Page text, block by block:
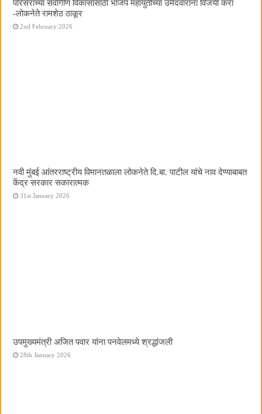
परिसराच्या सर्वांगीण विकासासाठी भाजप महायुतीच्या उमेदवारांना विजयी करा
-लोकनेते रामशेठ ठाकूर
2nd February 2026
नवी मुंबई आंतरराष्ट्रीय विमानतळाला लोकनेते दि.बा. पाटील यांचे नाव देण्याबाबत
केंद्र सरकार सकारात्मक
31st January 2026
उपमुख्यमंत्री अजित पवार यांना पनवेलमध्ये श्रद्धांजली
28th January 2026